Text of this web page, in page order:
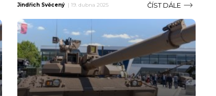
Jindřich Svěcený | 19. dubna 2025 ČÍST DÁLE